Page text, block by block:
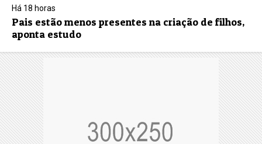
Há 18 horas
Pais estão menos presentes na criação de filhos,
aponta estudo